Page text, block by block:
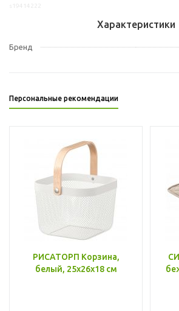
Характеристики
Бренд
Персональные рекомендации
РИСАТОРП Корзина,
белый, 25x26x18 см